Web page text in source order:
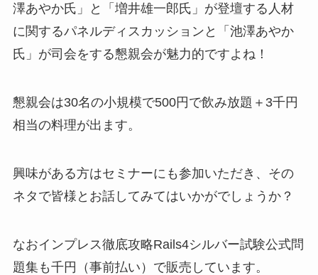
澤あやか氏」と「増井雄一郎氏」が登壇する人材
に関するパネルディスカッションと「池澤あやか
氏」が司会をする懇親会が魅力的ですよね！
懇親会は30名の小規模で500円で飲み放題＋3千円
相当の料理が出ます。
興味がある方はセミナーにも参加いただき、その
ネタで皆様とお話してみてはいかがでしょうか？
なおインプレス徹底攻略Rails4シルバー試験公式問
題集も千円（事前払い）で販売しています。